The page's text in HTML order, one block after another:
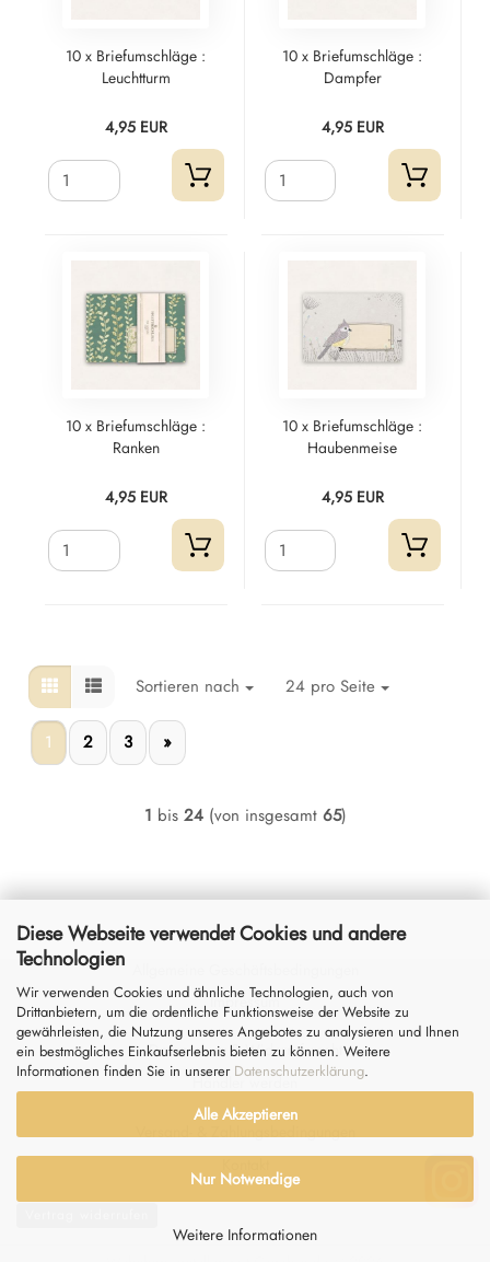
Diese Webseite verwendet Cookies und andere
Technologien
Wir verwenden Cookies und ähnliche Technologien, auch von
Drittanbietern, um die ordentliche Funktionsweise der Website zu
gewährleisten, die Nutzung unseres Angebotes zu analysieren und Ihnen
ein bestmögliches Einkaufserlebnis bieten zu können. Weitere
Informationen finden Sie in unserer Datenschutzerklärung.
Alle Akzeptieren
Nur Notwendige
Weitere Informationen
10 x Briefumschläge :
Leuchtturm
4,95 EUR
10 x Briefumschläge :
Dampfer
4,95 EUR
10 x Briefumschläge :
Ranken
4,95 EUR
10 x Briefumschläge :
Haubenmeise
4,95 EUR
Sortieren nach 24 pro Seite
1 2 3 »
1 bis 24(von insgesamt 65)
Impressum
Datenschutz &Widerrufsrecht
Händler werden
Versand- & Zahlungsbedingungen